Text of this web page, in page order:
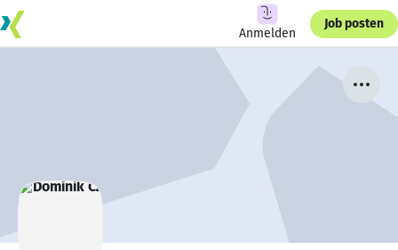
Anmelden
Job posten